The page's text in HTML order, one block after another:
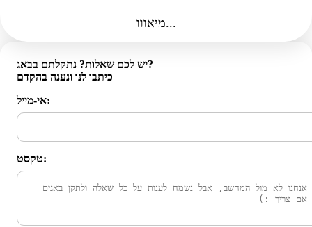
מיאווו...
יש לכם שאלות? נתקלתם בבאג?
כיתבו לנו ונענה בהקדם
אי-מייל:
טקסט: